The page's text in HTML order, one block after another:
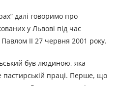
далі говоримо про
у Львові під час
ІІ 27 червня 2001 року.
був людиною, яка
пастирській праці. Перше, що